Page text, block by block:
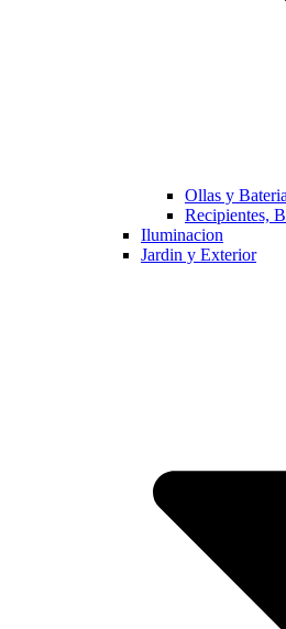
Ollas y
Recipientes,
Iluminacion
Jardin y Exterior